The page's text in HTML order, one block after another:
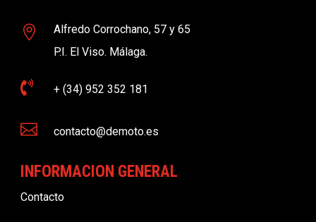

Alfredo Corrochano, 57 y 65
P.I. El Viso. Málaga.
 + (34) 952 352 181
 contacto@demoto.es
INFORMACION GENERAL
Contacto